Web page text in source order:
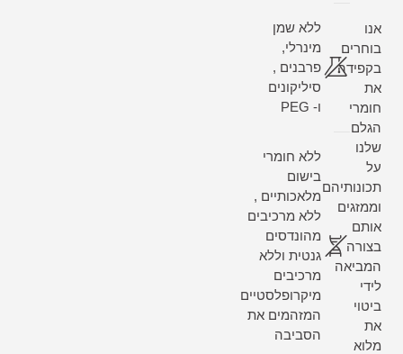
אנו
בוחרים
בקפידה
את
חומרי
הגלם
שלנו
על
תכונותיהם
וממזגים
אותם
בצורה
המביאה
לידי
ביטוי
את
מלוא
ללא שמן
מינרלי,
פרבנים ,
סיליקונים
ו- PEG
ללא חומרי
בישום
מלאכותיים ,
ללא מרכיבים
מהונדסים
גנטית וללא
מרכיבים
מיקרופלסטיים
המזהמים את
הסביבה